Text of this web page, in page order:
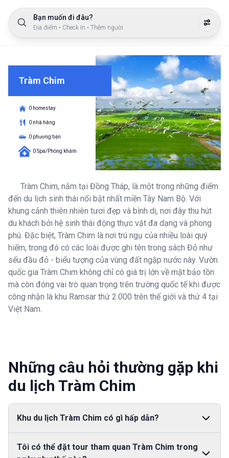
Bạn muốn đi đâu?
Địa điểm • Check In • Thêm người
Tràm Chim
0 homestay
0 nhà hàng
0 phương tiện
0 Spa/Phòng khám
Tràm Chim, nằm tại Đồng Tháp, là một trong những điểm
đến du lịch sinh thái nổi bật nhất miền Tây Nam Bộ. Với
khung cảnh thiên nhiên tươi đẹp và bình dị, nơi đây thu hút
du khách bởi hệ sinh thái động thực vật đa dạng và phong
phú. Đặc biệt, Tràm Chim là nơi trú ngụ của nhiều loài quý
hiếm, trong đó có các loài được ghi tên trong sách Đỏ như
sếu đầu đỏ - biểu tượng của vùng đất ngập nước này. Vườn
quốc gia Tràm Chim không chỉ có giá trị lớn về mặt bảo tồn
mà còn đóng vai trò quan trọng trên trường quốc tế khi được
công nhận là khu Ramsar thứ 2.000 trên thế giới và thứ 4 tại
Việt Nam.
Những câu hỏi thường gặp khi
du lịch Tràm Chim
Khu du lịch Tràm Chim có gì hấp dẫn?
Tràm Chim nổi bật với hệ sinh thái rừng ngập nước đặc
Tôi có thể đặt tour tham quan Tràm Chim trong